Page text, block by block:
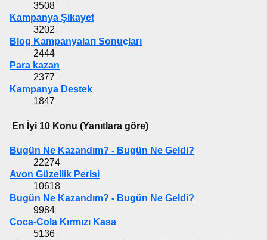
3508
Kampanya Şikayet
3202
Blog Kampanyaları Sonuçları
2444
Para kazan
2377
Kampanya Destek
1847
En İyi 10 Konu (Yanıtlara göre)
Bugün Ne Kazandım? - Bugün Ne Geldi?
22274
Avon Güzellik Perisi
10618
Bugün Ne Kazandım? - Bugün Ne Geldi?
9984
Coca-Cola Kırmızı Kasa
5136